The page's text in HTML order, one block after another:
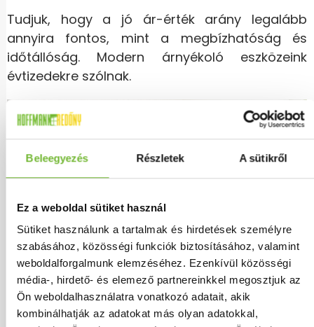
Beleegyezés Részletek A sütikről
Ez a weboldal sütiket használ
Sütiket használunk a tartalmak és hirdetések személyre
szabásához, közösségi funkciók biztosításához, valamint
weboldalforgalmunk elemzéséhez. Ezenkívül közösségi
média-, hirdető- és elemező partnereinkkel megosztjuk az
Ön weboldalhasználatra vonatkozó adatait, akik
kombinálhatják az adatokat más olyan adatokkal,
Tudjuk, hogy a jó ár-érték arány legalább
annyira fontos, mint a megbízhatóság és
időtállóság. Modern árnyékoló eszközeink
évtizedekre szólnak.
Elérhető árnyékoló megoldások Budapest